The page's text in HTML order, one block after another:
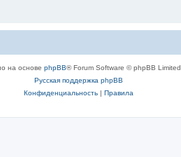
на основе phpBB® Forum Software © phpBB Limited
Русская поддержка phpBB
Конфиденциальность| Правила